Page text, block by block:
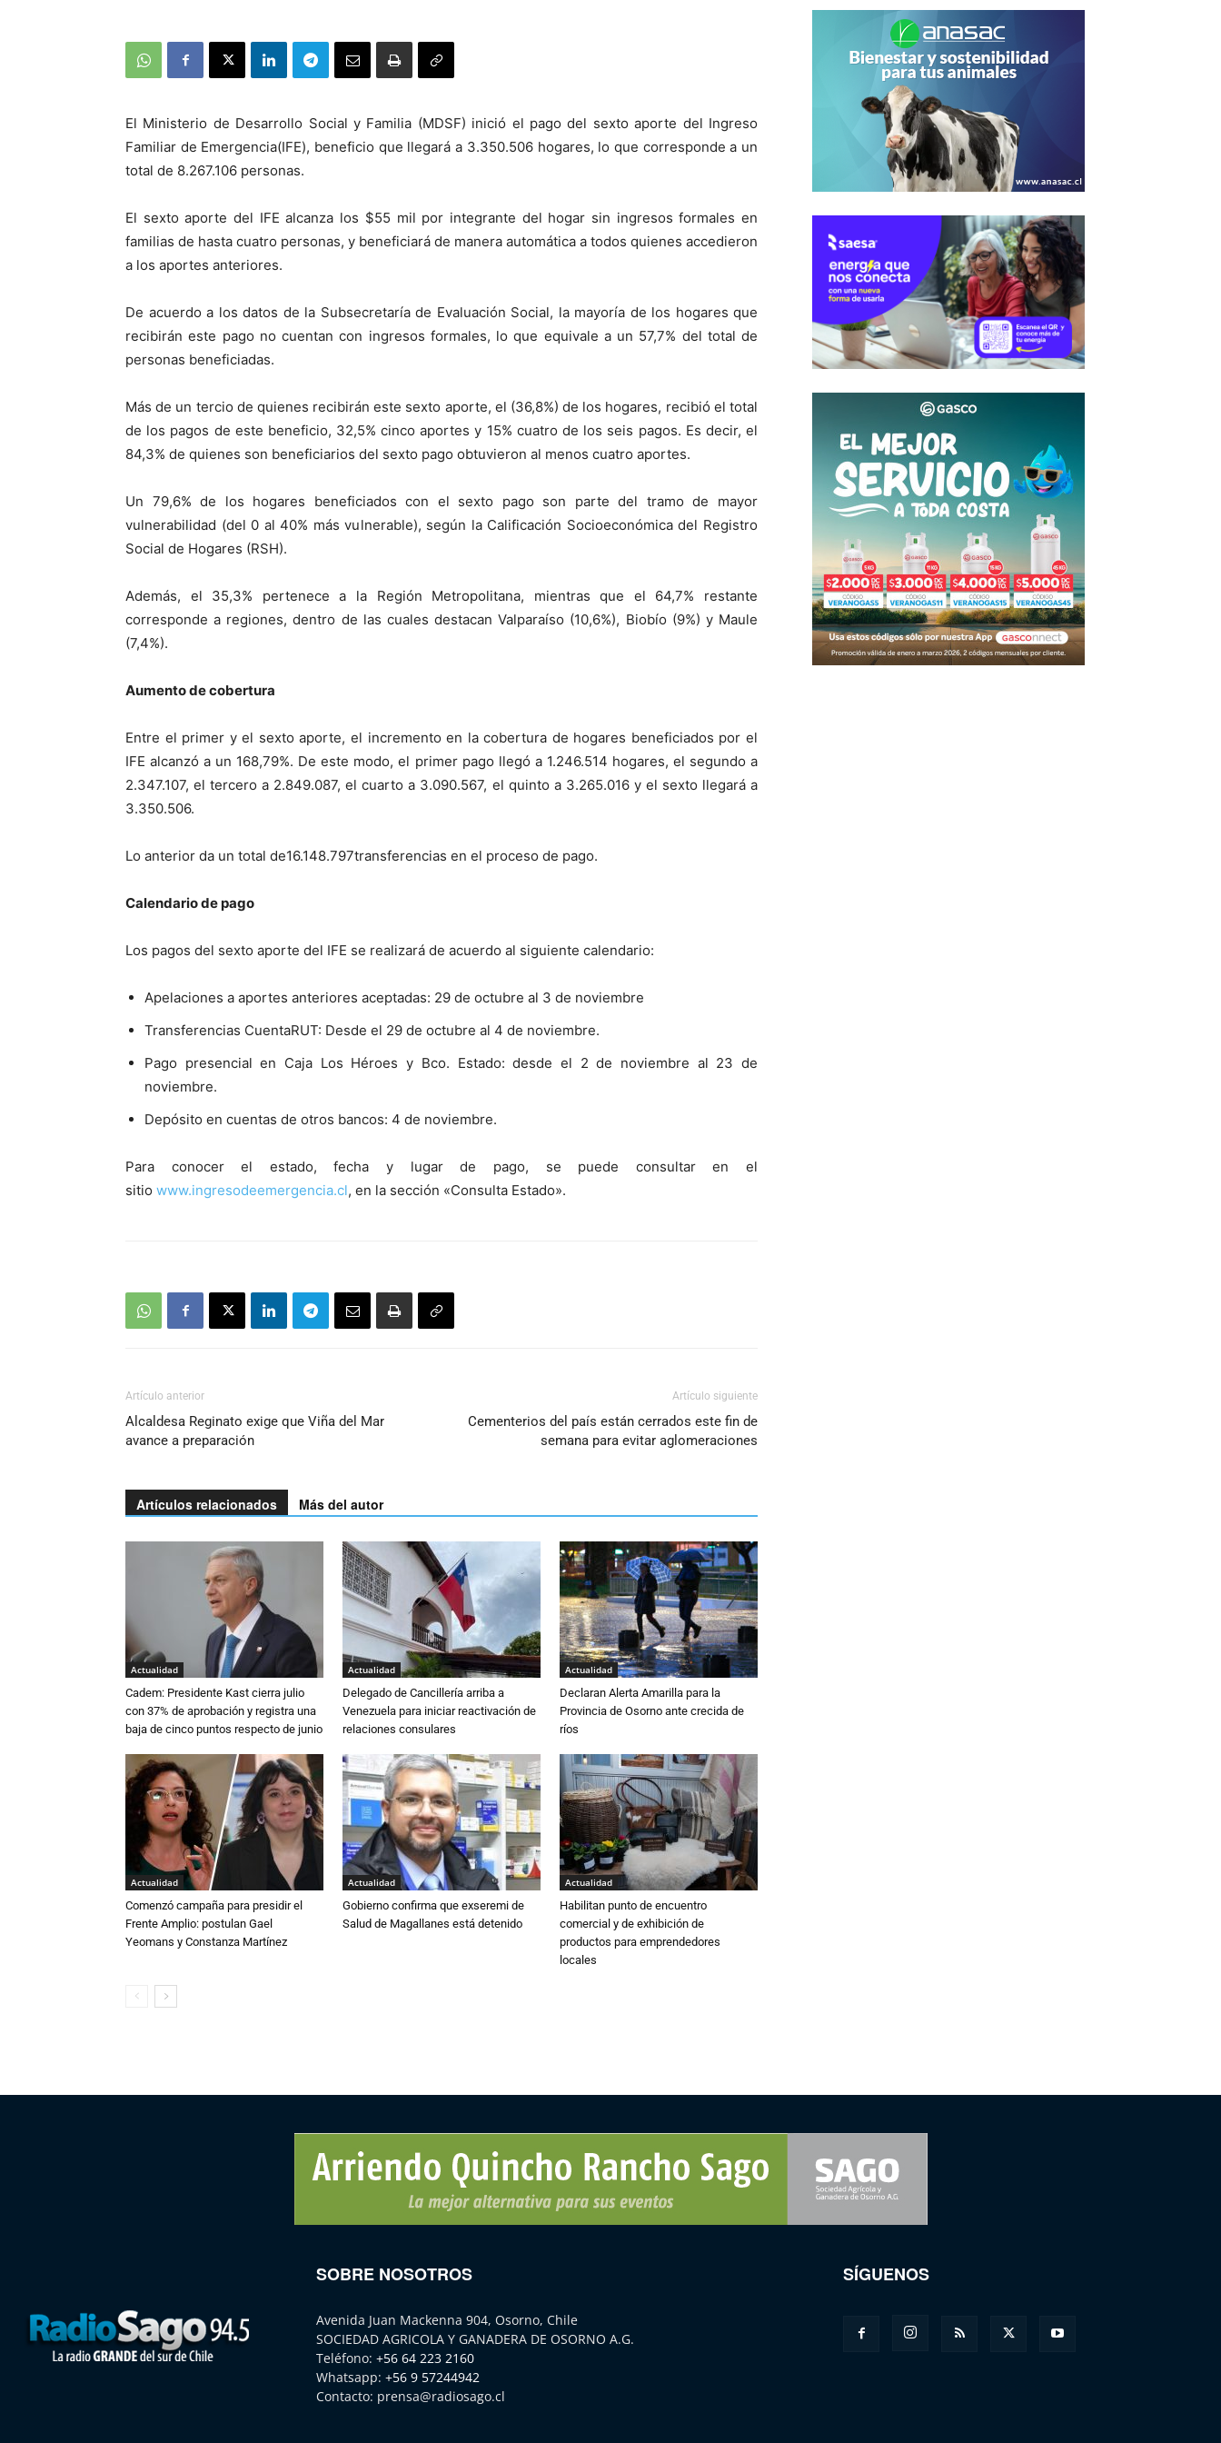
El Ministerio de Desarrollo Social y Familia (MDSF) inició el pago del sexto aporte del Ingreso
Familiar de Emergencia(IFE), beneficio que llegará a 3.350.506 hogares, lo que corresponde a un
total de 8.267.106 personas.
El sexto aporte del IFE alcanza los $55 mil por integrante del hogar sin ingresos formales en
familias de hasta cuatro personas, y beneficiará de manera automática a todos quienes accedieron
a los aportes anteriores.
De acuerdo a los datos de la Subsecretaría de Evaluación Social, la mayoría de los hogares que
recibirán este pago no cuentan con ingresos formales, lo que equivale a un 57,7% del total de
personas beneficiadas.
Más de un tercio de quienes recibirán este sexto aporte, el (36,8%) de los hogares, recibió el total
de los pagos de este beneficio, 32,5% cinco aportes y 15% cuatro de los seis pagos. Es decir, el
84,3% de quienes son beneficiarios del sexto pago obtuvieron al menos cuatro aportes.
Un 79,6% de los hogares beneficiados con el sexto pago son parte del tramo de mayor
vulnerabilidad (del 0 al 40% más vulnerable), según la Calificación Socioeconómica del Registro
Social de Hogares (RSH).
Además, el 35,3% pertenece a la Región Metropolitana, mientras que el 64,7% restante
corresponde a regiones, dentro de las cuales destacan Valparaíso (10,6%), Biobío (9%) y Maule
(7,4%).
Aumento de cobertura
Entre el primer y el sexto aporte, el incremento en la cobertura de hogares beneficiados por el
IFE alcanzó a un 168,79%. De este modo, el primer pago llegó a 1.246.514 hogares, el segundo a
2.347.107, el tercero a 2.849.087, el cuarto a 3.090.567, el quinto a 3.265.016 y el sexto llegará a
3.350.506.
Lo anterior da un total de16.148.797transferencias en el proceso de pago.
Calendario de pago
Los pagos del sexto aporte del IFE se realizará de acuerdo al siguiente calendario:
Apelaciones a aportes anteriores aceptadas: 29 de octubre al 3 de noviembre
Transferencias CuentaRUT: Desde el 29 de octubre al 4 de noviembre.
Pago presencial en Caja Los Héroes y Bco. Estado: desde el 2 de noviembre al 23 de
noviembre.
Depósito en cuentas de otros bancos: 4 de noviembre.
Para conocer el estado, fecha y lugar de pago, se puede consultar en el
sitio www.ingresodeemergencia.cl, en la sección «Consulta Estado».
Artículo anterior
Alcaldesa Reginato exige que Viña del Mar
avance a preparación
Artículo siguiente
Cementerios del país están cerrados este fin de
semana para evitar aglomeraciones
Artículos relacionados Más del autor
Actualidad
Cadem: Presidente Kast cierra julio
con 37% de aprobación y registra una
baja de cinco puntos respecto de junio
Actualidad
Delegado de Cancillería arriba a
Venezuela para iniciar reactivación de
relaciones consulares
Actualidad
Declaran Alerta Amarilla para la
Provincia de Osorno ante crecida de
ríos
Actualidad
Comenzó campaña para presidir el
Frente Amplio: postulan Gael
Yeomans y Constanza Martínez
Actualidad
Gobierno confirma que exseremi de
Salud de Magallanes está detenido
Actualidad
Habilitan punto de encuentro
comercial y de exhibición de
productos para emprendedores
locales
SOBRE NOSOTROS
Avenida Juan Mackenna 904, Osorno, Chile
SOCIEDAD AGRICOLA Y GANADERA DE OSORNO A.G.
Teléfono: +56 64 223 2160
Whatsapp: +56 9 57244942
Contacto: prensa@radiosago.cl
SÍGUENOS